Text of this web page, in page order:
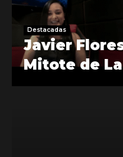
Destacadas
Javier
Mitote de